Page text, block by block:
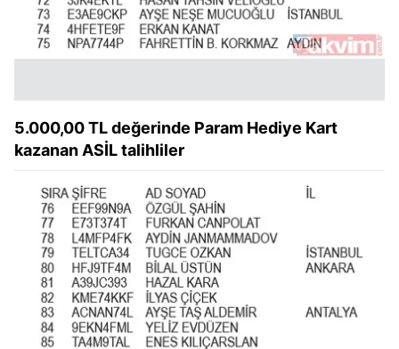
5.000,00 TL değerinde Param Hediye Kart
kazanan ASİL talihliler